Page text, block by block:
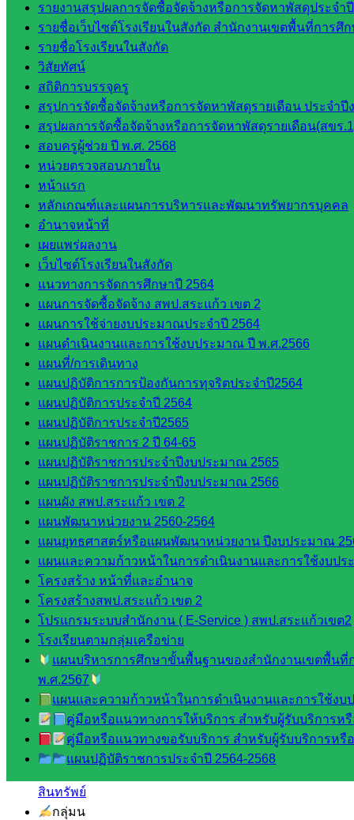
รายงานสรุปผลการจัดซื้อจัดจ้างหรือการจัดหาพัสดุประจำ
รายชื่อเว็บไซต์โรงเรียนในสังกัด สำนักงานเขตพื้นที่การศึ
รายชื่อโรงเรียนในสังกัด
วิสัยทัศน์
สถิติการบรรจุครู
สรุปการจัดซื้อจัดจ้างหรือการจัดหาพัสดุรายเดือน ประจำ
สรุปผลการจัดซื้อจัดจ้างหรือการจัดหาพัสดุรายเดือน(สขร
สอบครูผู้ช่วย ปี พ.ศ. 2568
หน่วยตรวจสอบภายใน
หน้าแรก
หลักเกณฑ์และแผนการบริหารและพัฒนาทรัพยากรบุคคล
อำนาจหน้าที่
เผยแพร่ผลงาน
เว็บไซต์โรงเรียนในสังกัด
แนวทางการจัดการศึกษาปี 2564
แผนการจัดซื้อจัดจ้าง สพป.สระแก้ว เขต 2
แผนการใช้จ่ายงบประมาณประจำปี 2564
แผนดำเนินงานและการใช้งบประมาณ ปี พ.ศ.2566
แผนที่/การเดินทาง
แผนปฏิบัติการการป้องกันการทุจริตประจำปี2564
แผนปฏิบัติการประจำปี 2564
แผนปฏิบัติการประจำปี2565
แผนปฏิบัติราชการ 2 ปี 64-65
แผนปฏิบัติราชการประจำปีงบประมาณ 2565
แผนปฏิบัติราชการประจำปีงบประมาณ 2566
แผนผัง สพป.สระแก้ว เขต 2
แผนพัฒนาหน่วยงาน 2560-2564
แผนยุทธศาสตร์หรือแผนพัฒนาหน่วยงาน ปีงบประมาณ
แผนและความก้าวหน้าในการดำเนินงานและการใช้งบป
โครงสร้าง หน้าที่และอำนาจ
โครงสร้างสพป.สระแก้ว เขต 2
โปรแกรมระบบสำนักงาน ( E-Service ) สพป.สระแก้วเขต2
โรงเรียนตามกลุ่มเครือข่าย
แผนบริหารการศึกษาขั้นพื้นฐานของสำนักงานเขตพื้นที่
พ.ศ.2567
แผนและความก้าวหน้าในการดำเนินงานและการใช้งบ
คู่มือหรือแนวทางการให้บริการ สำหรับผู้รับบริการห
คู่มือหรือแนวทางขอรับบริการ สำหรับผู้รับบริการหรื
แผนปฏิบัติราชการประจำปี 2564-2568
เว็บไซต์
หลักสูตร
ต้าน
ทุจริต
ห้อง
นิเทศ
ศน.นิพนธ์
พรมพิไล
ห้อง
นิเทศ
ศน.ชยา
ธิศ/
ศน.อัญชลี
ห้อง
นิเทศ
ดร.สราว
ดี เพ็งศรี
โคตร
เว็บไซต์
คณะ
กรรมการ
ก.ต.ป.น.
เว็บไซต์
อ.ค.ก.ศ.เขต
พื้นที่การ
ศึกษา
ดาวน์โหลด
เอกสาร
มอำนวย
การ
กลุ่ม
บริหาร
งานงาน
สินทรัพย์
กลุ่มน